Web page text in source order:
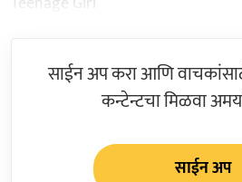
साईन अप करा आणि
कन्टेन्टचा मिळवा
साईन अप